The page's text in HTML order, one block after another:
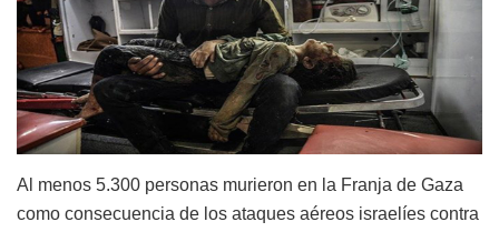
Al menos 5.300 personas murieron en la Franja de Gaza
como consecuencia de los ataques aéreos israelíes contra